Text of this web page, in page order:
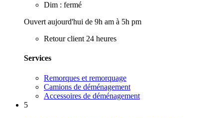
Dim : fermé
Ouvert aujourd'hui de 9h am à 5h pm
Retour client 24 heures
Services
Remorques et remorquage
Camions de déménagement
Accessoires de déménagement
5